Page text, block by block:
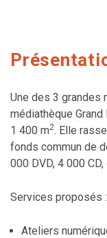
Une des 3 grandes
médiathèque
1 400 m2. Elle
fonds commun de
000 DVD, 4 000
Services proposés :
Ateliers